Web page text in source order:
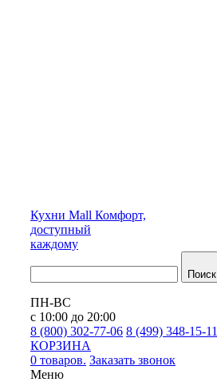
Кухни Mall Комфорт,
доступный
каждому
Поиск
ПН-ВС
с 10:00 до 20:00
8 (800) 302-77-06 8 (499) 348-15-11
КОРЗИНА
0 товаров. Заказать звонок
Меню